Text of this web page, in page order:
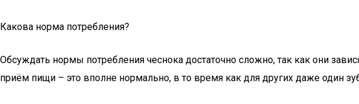
Какова норма потребления?
Обсуждать нормы потребления чеснока достаточно сложно, так как они
приём пищи – это вполне нормально, в то время как для других даже один